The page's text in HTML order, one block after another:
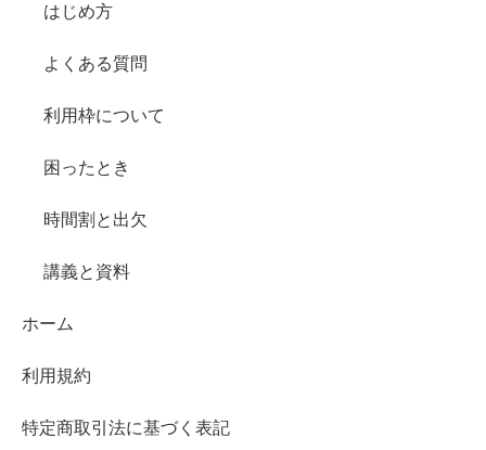
はじめ方
よくある質問
利用枠について
困ったとき
時間割と出欠
講義と資料
ホーム
利用規約
特定商取引法に基づく表記